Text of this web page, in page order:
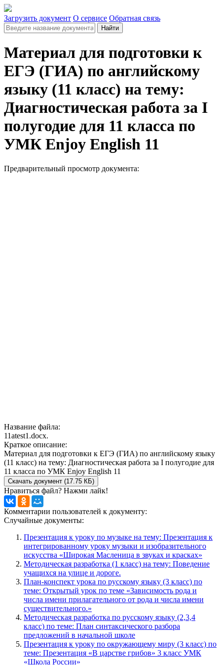
Загрузить документ О сервисе Обратная связь
Найти
Материал для подготовки к
ЕГЭ (ГИА) по английскому
языку (11 класс) на тему:
Диагностическая работа за I
полугодие для 11 класса по
УМК Enjoy English 11
Предварительный просмотр документа:
Название файла:
11atest1.docx.
Краткое описание:
Материал для подготовки к ЕГЭ (ГИА) по английскому языку
(11 класс) на тему: Диагностическая работа за I полугодие для
11 класса по УМК Enjoy English 11
Скачать документ (17.75 КБ)
Нравиться файл? Нажми лайк!
Комментарии пользователей к документу:
Случайные документы:
Презентация к уроку по музыке на тему: Презентация к
интегрированному уроку музыки и изобразительного
искусства «Широкая Масленица в звуках и красках»
Методическая разработка (1 класс) на тему: Поведение
учащихся на улице и дороге.
План-конспект урока по русскому языку (3 класс) по
теме: Открытый урок по теме «Зависимость рода и
числа имени прилагательного от рода и числа имени
существительного.»
Методическая разработка по русскому языку (2,3,4
класс) по теме: План синтаксического разбора
предложений в начальной школе
Презентация к уроку по окружающему миру (3 класс) по
теме: Презентация «В царстве грибов» 3 класс УМК
«Школа России»